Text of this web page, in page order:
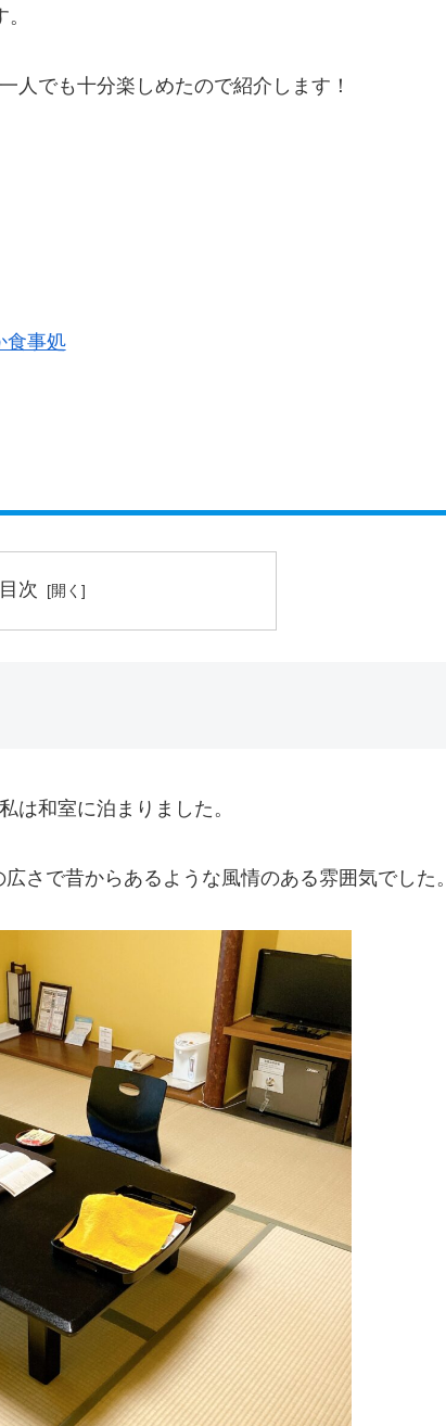
人でも十分楽しめたので紹介します！
食事処
目次
は和室に泊まりました。
広さで昔からあるような風情のある雰囲気でした。